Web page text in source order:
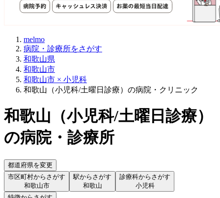
melmo
病院・診療所をさがす
和歌山県
和歌山市
和歌山市 × 小児科
和歌山（小児科/土曜日診療）の病院・クリニック
和歌山 （小児科/土曜日診療）
の病院・診療所
都道府県を変更
市区町村からさがす
和歌山市
駅からさがす
和歌山
診療科からさがす
小児科